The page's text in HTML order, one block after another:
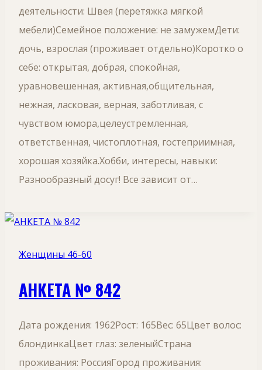
деятельности: Швея (перетяжка мягкой
мебели)Семейное положение: не замужемДети:
дочь, взрослая (проживает отдельно)Коротко о
себе: открытая, добрая, спокойная,
уравновешенная, активная,общительная,
нежная, ласковая, верная, заботливая, с
чувством юмора,целеустремленная,
ответственная, чистоплотная, гостеприимная,
хорошая хозяйка.Хобби, интересы, навыки:
Разнообразный досуг! Все зависит от…
Женщины 46-60
АНКЕТА № 842
Дата рождения: 1962Рост: 165Вес: 65Цвет волос:
блондинкаЦвет глаз: зеленыйСтрана
проживания: РоссияГород проживания: